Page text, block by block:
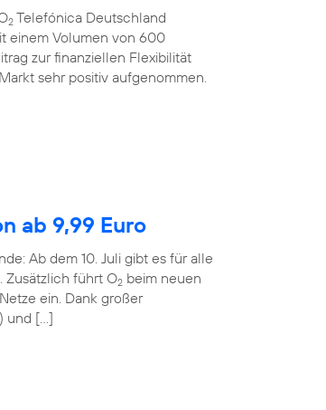
2 Telefónica Deutschland
einem Volumen von 600
zur finanziellen Flexibilität
sehr positiv aufgenommen.
ab 9,99 Euro
Ab dem 10. Juli gibt es für alle
Zusätzlich führt O2 beim neuen
ein. Dank großer
und […]